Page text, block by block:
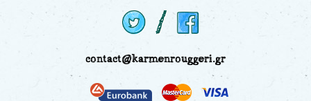
contact@karmenrouggeri.gr